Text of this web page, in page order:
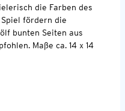
die Farben des
Spiel fördern die
bunten Seiten aus
Maße ca. 14 x 14